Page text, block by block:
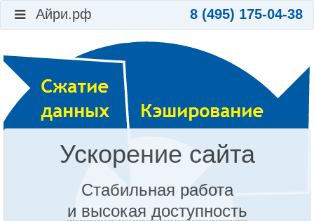
Айри.рф 8 (495) 175-04-38
Ускорение сайта
Стабильная работа
и высокая доступность